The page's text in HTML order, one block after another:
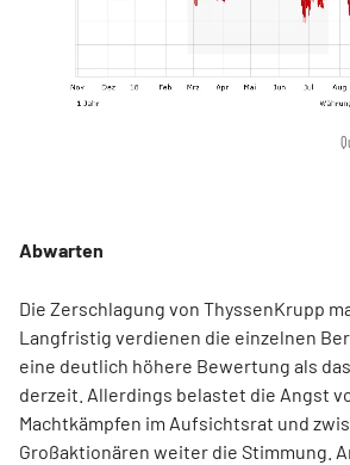
Abwarten
Die Zerschlagung von ThyssenKrupp
Langfristig verdienen die einzelnen
eine deutlich höhere Bewertung als
derzeit. Allerdings belastet die Angst
Machtkämpfen im Aufsichtsrat und
Großaktionären weiter die Stimmung.